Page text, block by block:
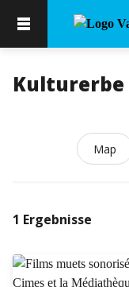
Kulturerbe
Map
1 Ergebnisse